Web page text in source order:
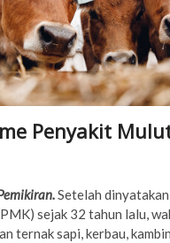
Penyakit
Setelah
sejak 32 tahun lalu,
ternak sapi, kerbau,